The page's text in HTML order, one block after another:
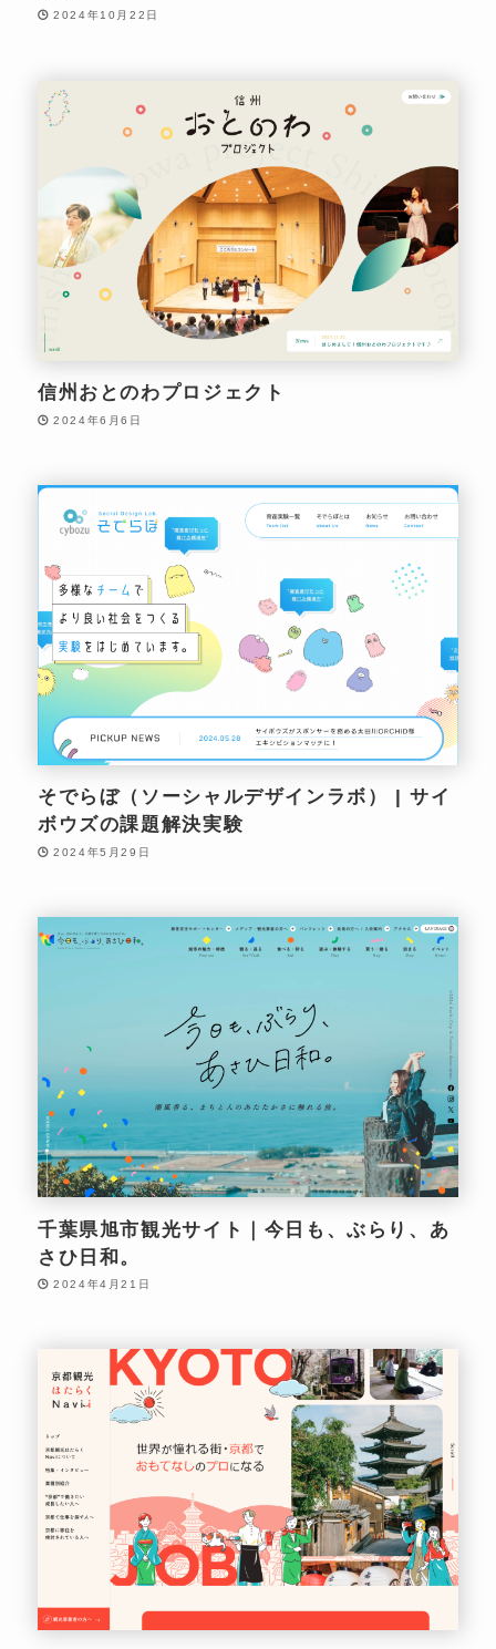
2024年10月22日
信州おとのわプロジェクト
2024年6月6日
そでらぼ（ソーシャルデザインラボ） | サイ
ボウズの課題解決実験
2024年5月29日
千葉県旭市観光サイト｜今日も、ぶらり、あ
さひ日和。
2024年4月21日